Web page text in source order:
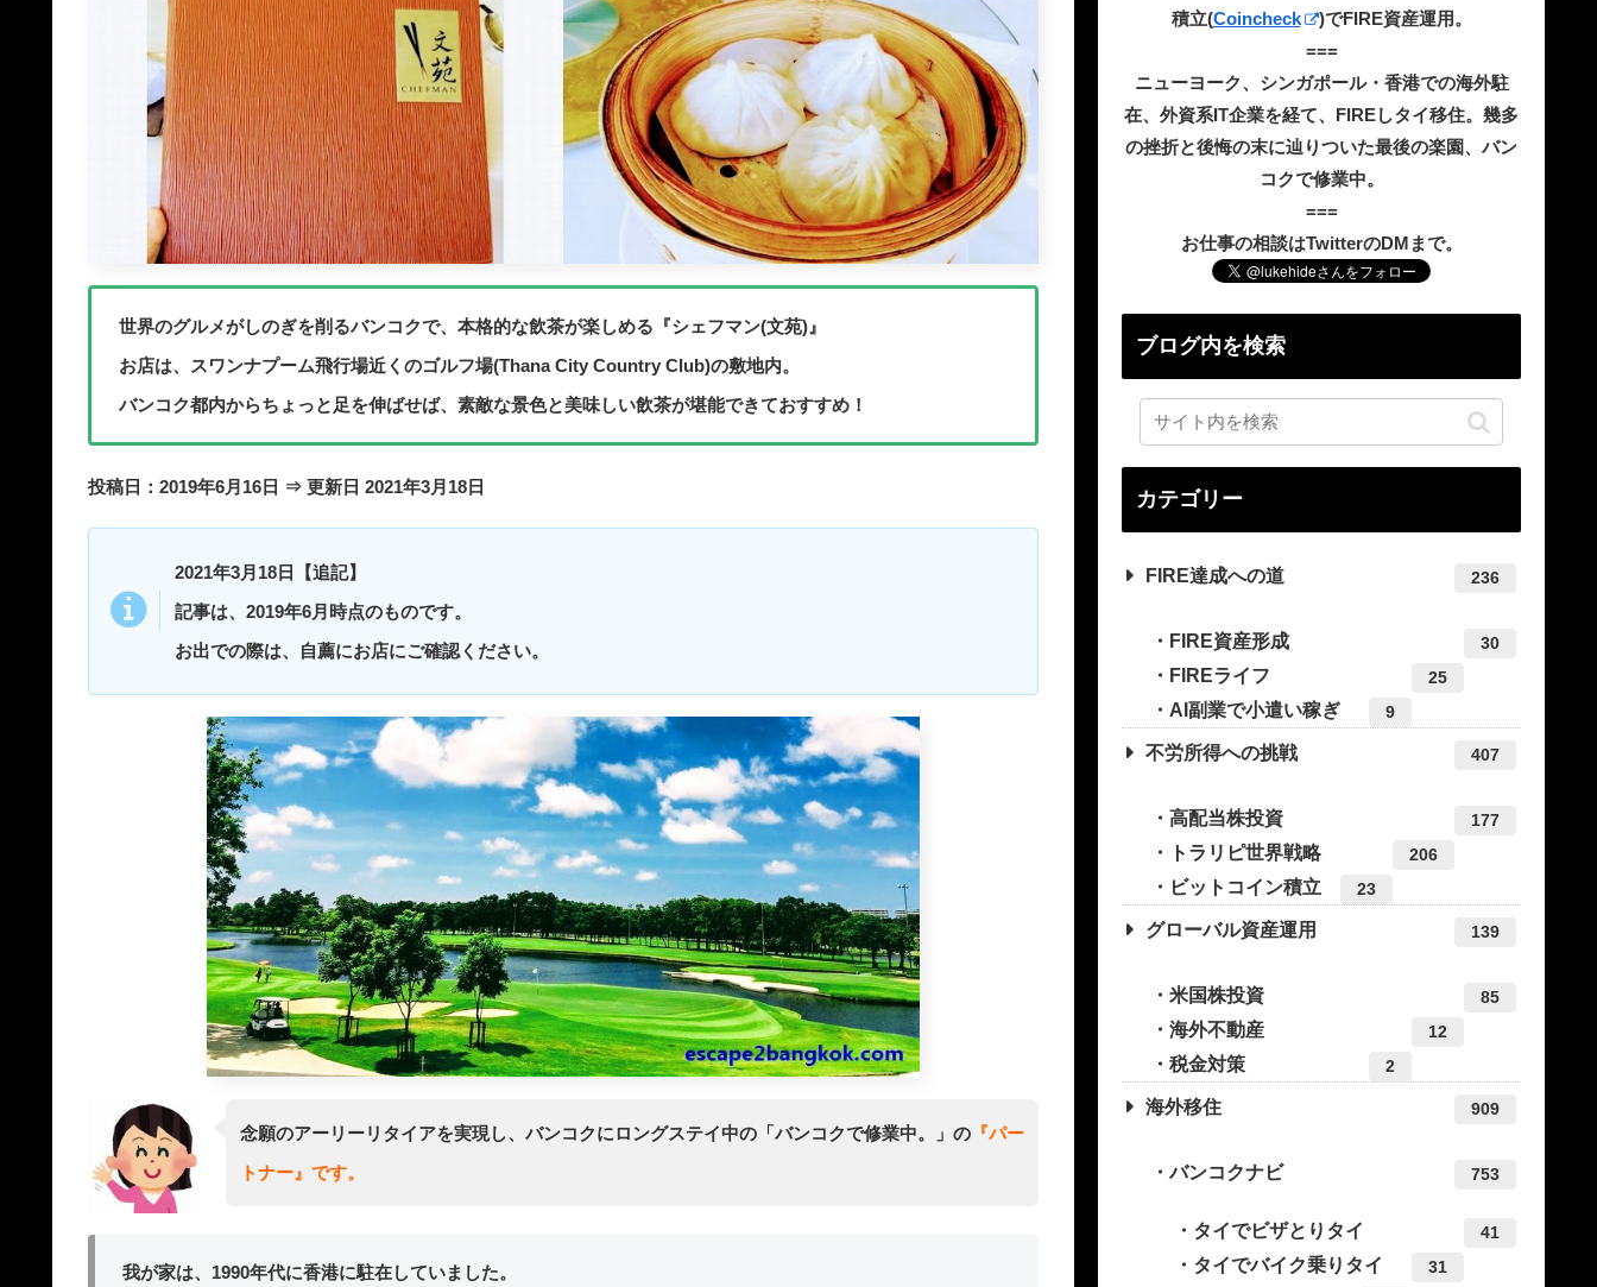
世界のグルメがしのぎを削るバンコクで、本格的な飲茶が楽しめる『シェフマン(文苑)』
お店は、スワンナプーム飛行場近くのゴルフ場(Thana City Country Club)の敷地内。
バンコク都内からちょっと足を伸ばせば、素敵な景色と美味しい飲茶が堪能できておすすめ！
投稿日：2019年6月16日 ⇒ 更新日 2021年3月18日
2021年3月18日【追記】
記事は、2019年6月時点のものです。
お出での際は、自薦にお店にご確認ください。
念願のアーリーリタイアを実現し、バンコクにロングステイ中の「バンコクで修業中。」の 『パー
トナー』です。
我が家は、1990年代に香港に駐在していました。
積立(Coincheck
)でFIRE資産運用。
===
ニューヨーク、シンガポール・香港での海外駐
在、外資系IT企業を経て、FIREしタイ移住。幾多
の挫折と後悔の末に辿りついた最後の楽園、バン
コクで修業中。
===
お仕事の相談はTwitterのDMまで。
ブログ内を検索
カテゴリー
FIRE達成への道 236
FIRE資産形成 30
FIREライフ 25
AI副業で小遣い稼ぎ 9
不労所得への挑戦 407
高配当株投資 177
トラリピ世界戦略 206
ビットコイン積立 23
グローバル資産運用 139
米国株投資 85
海外不動産 12
税金対策 2
海外移住 909
バンコクナビ 753
タイでビザとりタイ 41
タイでバイク乗りタイ 31